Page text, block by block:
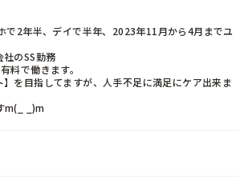
で2年半、デイで半年、2023年11月から4月までユ
のSS勤務
料で働きます。
】を目指してますが、人手不足に満足にケア出来ま
m(_ _)m